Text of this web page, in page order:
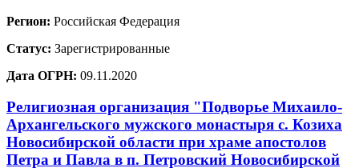
Регион: Российская Федерация
Статус: Зарегистрированные
Дата ОГРН: 09.11.2020
Религиозная организация "Подворье Михаило-
Архангельского мужского монастыря с. Козиха
Новосибирской области при храме апостолов
Петра и Павла в п. Петровский Новосибирской